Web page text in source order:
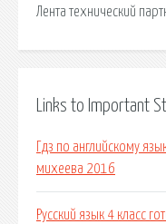
Лента технический
Links to Important
Гдз по английскому
михеева 2016
Русский язык 4 класс